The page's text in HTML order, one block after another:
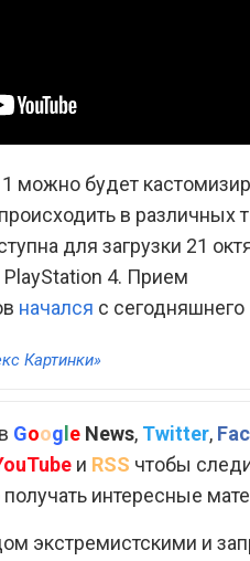
можно будет
в различных
для загрузки 21
PlayStation 4. Прием
начался с сегодняшнего
Картинки»
Goog e News, Twitter,
и RSS чтобы
интересные
экстремистскими и